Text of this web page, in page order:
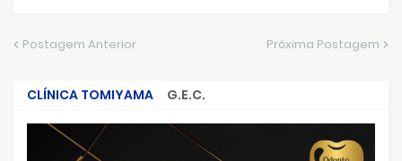
Postagem Anterior Próxima Postagem
CLÍNICA TOMIYAMA
G.E.C.
CRIMES QUE ABALARAM O BRASIL